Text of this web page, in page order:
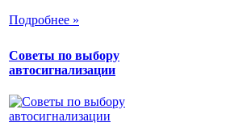
Подробнее »
Советы по выбору
автосигнализации